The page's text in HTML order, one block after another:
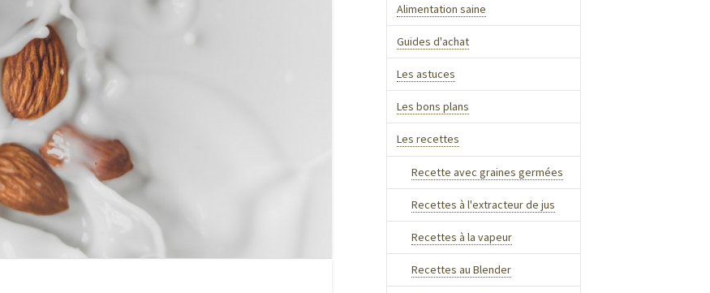
Alimentation saine
Guides d'achat
Les astuces
Les bons plans
Les recettes
Recette avec graines germées
Recettes à l'extracteur de jus
Recettes à la vapeur
Recettes au Blender